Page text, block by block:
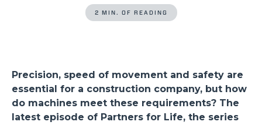
2 MIN. OF READING
Precision, speed of movement and safety are
essential for a construction company, but how
do machines meet these requirements? The
latest episode of Partners for Life, the series